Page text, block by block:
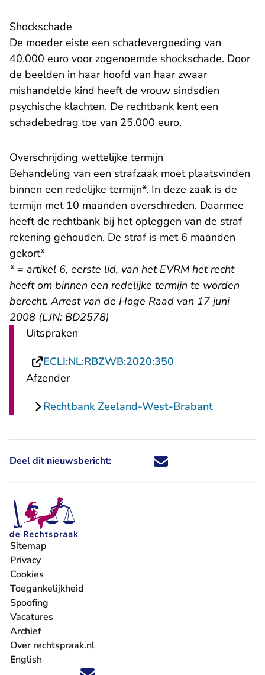
Shockschade
De moeder eiste een schadevergoeding van
40.000 euro voor zogenoemde shockschade. Door
de beelden in haar hoofd van haar zwaar
mishandelde kind heeft de vrouw sindsdien
psychische klachten. De rechtbank kent een
schadebedrag toe van 25.000 euro.
Overschrijding wettelijke termijn
Behandeling van een strafzaak moet plaatsvinden
binnen een redelijke termijn*. In deze zaak is de
termijn met 10 maanden overschreden. Daarmee
heeft de rechtbank bij het opleggen van de straf
rekening gehouden. De straf is met 6 maanden
gekort*
* = artikel 6, eerste lid, van het EVRM het recht
heeft om binnen een redelijke termijn te worden
berecht. Arrest van de Hoge Raad van 17 juni
2008 (LJN: BD2578)
Uitspraken
ECLI:NL:RBZWB:2020:350
Afzender
Rechtbank Zeeland-West-Brabant
Deel dit nieuwsbericht: Deel dit nieuwsbericht via X -
Deel dit nieuwsbericht via
Deel dit nieuwsbericht
Deel dit
Sitemap
Privacy
Cookies
Toegankelijkheid
Spoofing
Vacatures
- U verlaat Rechtspraak.nl
Archief
Over rechtspraak.nl
English